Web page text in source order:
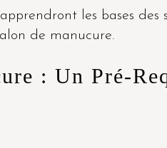
les bases des
de manucure.
: Un Pré-